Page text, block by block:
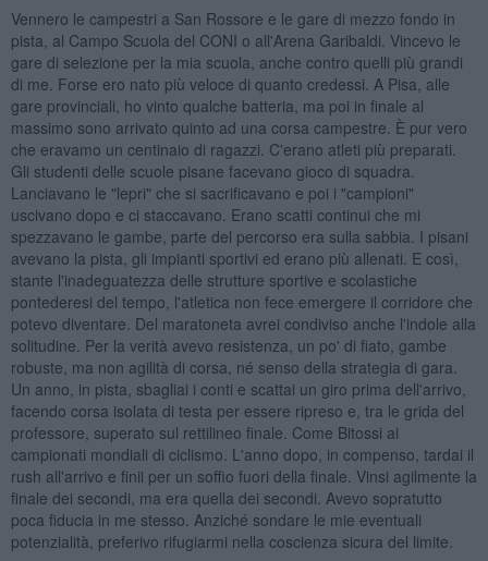
Vennero le campestri a San Rossore e le gare di mezzo fondo in
pista, al Campo Scuola del CONI o all'Arena Garibaldi. Vincevo le
gare di selezione per la mia scuola, anche contro quelli più grandi
di me. Forse ero nato più veloce di quanto credessi. A Pisa, alle
gare provinciali, ho vinto qualche batteria, ma poi in finale al
massimo sono arrivato quinto ad una corsa campestre. È pur vero
che eravamo un centinaio di ragazzi. C'erano atleti più preparati.
Gli studenti delle scuole pisane facevano gioco di squadra.
Lanciavano le "lepri" che si sacrificavano e poi i "campioni"
uscivano dopo e ci staccavano. Erano scatti continui che mi
spezzavano le gambe, parte del percorso era sulla sabbia. I pisani
avevano la pista, gli impianti sportivi ed erano più allenati. E così,
stante l'inadeguatezza delle strutture sportive e scolastiche
pontederesi del tempo, l'atletica non fece emergere il corridore che
potevo diventare. Del maratoneta avrei condiviso anche l'indole alla
solitudine. Per la verità avevo resistenza, un po' di fiato, gambe
robuste, ma non agilità di corsa, né senso della strategia di gara.
Un anno, in pista, sbagliai i conti e scattai un giro prima dell'arrivo,
facendo corsa isolata di testa per essere ripreso e, tra le grida del
professore, superato sul rettilineo finale. Come Bitossi ai
campionati mondiali di ciclismo. L'anno dopo, in compenso, tardai il
rush all'arrivo e finii per un soffio fuori della finale. Vinsi agilmente la
finale dei secondi, ma era quella dei secondi. Avevo sopratutto
poca fiducia in me stesso. Anziché sondare le mie eventuali
potenzialità, preferivo rifugiarmi nella coscienza sicura del limite.